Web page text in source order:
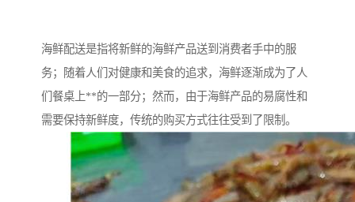
海鲜配送是指将新鲜的海鲜产品送到消费者手中的服
务；随着人们对健康和美食的追求，海鲜逐渐成为了人
们餐桌上**的一部分；然而，由于海鲜产品的易腐性和
需要保持新鲜度，传统的购买方式往往受到了限制。